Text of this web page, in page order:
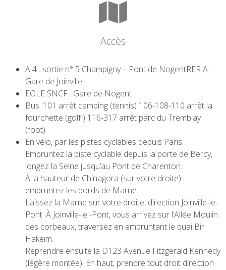
Accès
A 4 : sortie n° 5 Champigny – Pont de NogentRER A :
Gare de Joinville
EOLE SNCF : Gare de Nogent
Bus :101 arrêt camping (tennis) 106-108-110 arrêt la
fourchette (golf ) 116-317 arrêt parc du Tremblay
(foot)
En vélo, par les pistes cyclables depuis Paris.
Empruntez la piste cyclable depuis la porte de Bercy,
longez la Seine jusqu’au Pont de Charenton.
À la hauteur de Chinagora (sur votre droite)
empruntez les bords de Marne.
Laissez la Marne sur votre droite, direction Joinville-le-
Pont. À Joinville-le -Pont, vous arrivez sur l’Allée Moulin
des corbeaux, traversez en empruntant le quai Bir
Hakeim.
Reprendre ensuite la D123 Avenue Fitzgerald Kennedy
(légère montée). En haut, prendre tout droit direction